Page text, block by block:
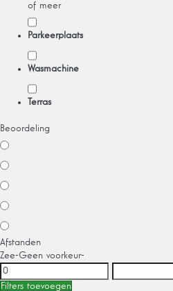
of meer
Parkeerplaats
Wasmachine
Terras
Beoordeling
Afstanden
Zee-Geen voorkeur-
Filters toevoegen